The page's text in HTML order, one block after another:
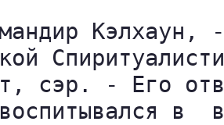
Кэлхаун,
сэр. - Его
в